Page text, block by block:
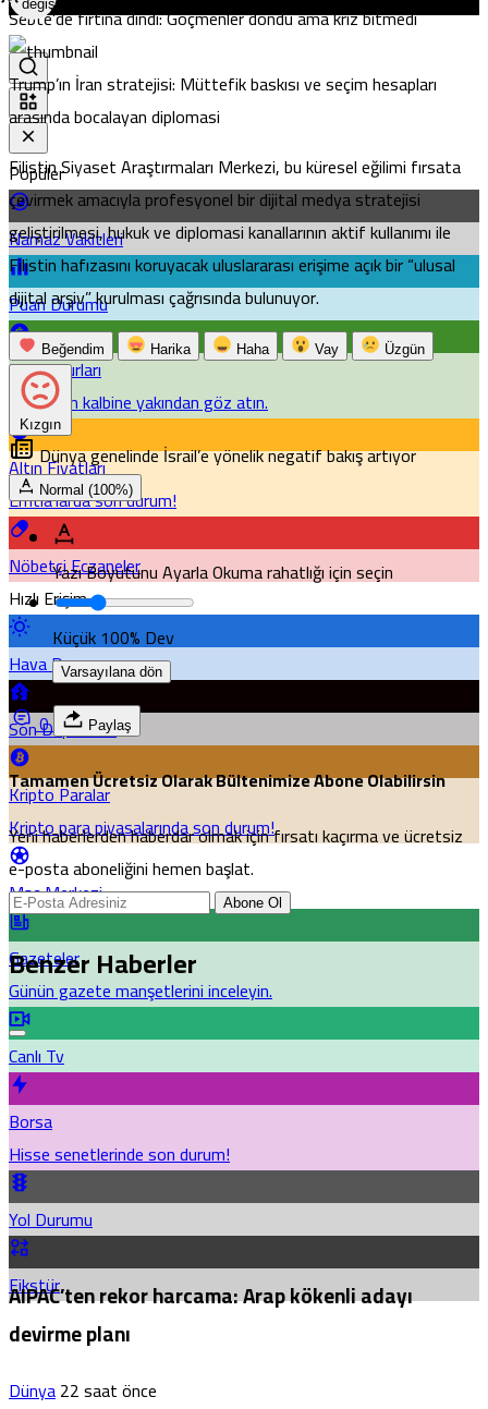
değiştir
Popüler
Namaz Vakitleri
Puan Durumu
Döviz Kurları
Piyasanın kalbine yakından göz atın.
Altın Fiyatları
Emtia'larda son durum!
Nöbetçi Eczaneler
Hızlı Erişim
Hava Durumu
Son Depremler
Kripto Paralar
Kripto para piyasalarında son durum!
Maç Merkezi
Gazeteler
Günün gazete manşetlerini inceleyin.
Canlı Tv
Borsa
Hisse senetlerinde son durum!
Yol Durumu
Fikstür
Sebte’de fırtına dindi: Göçmenler döndü ama kriz bitmedi
Trump’ın İran stratejisi: Müttefik baskısı ve seçim hesapları
arasında bocalayan diplomasi
Filistin Siyaset Araştırmaları Merkezi, bu küresel eğilimi fırsata
çevirmek amacıyla profesyonel bir dijital medya stratejisi
geliştirilmesi, hukuk ve diplomasi kanallarının aktif kullanımı ile
Filistin hafızasını koruyacak uluslararası erişime açık bir “ulusal
dijital arşiv” kurulması çağrısında bulunuyor.
Beğendim Harika Haha Vay Üzgün
Kızgın
Dünya genelinde İsrail’e yönelik negatif bakış artıyor
Normal (100%)
Yazı Boyutunu AyarlaOkuma rahatlığı için seçin
Küçük100% Dev
Varsayılana dön
0 Paylaş
Tamamen Ücretsiz Olarak Bültenimize Abone Olabilirsin
Yeni haberlerden haberdar olmak için fırsatı kaçırma ve ücretsiz
e-posta aboneliğini hemen başlat.
Abone Ol
Benzer Haberler
AIPAC’ten rekor harcama: Arap kökenli adayı
devirme planı
Dünya22 saat önce